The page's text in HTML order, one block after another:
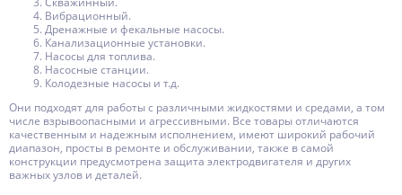
Вибрационный.
Дренажные и фекальные насосы.
Канализационные установки.
Насосы для топлива.
Насосные станции.
Колодезные насосы и т.д.
Они подходят для работы с различными жидкостями и средами, а том
числе взрывоопасными и агрессивными. Все товары отличаются
качественным и надежным исполнением, имеют широкий рабочий
диапазон, просты в ремонте и обслуживании, также в самой
конструкции предусмотрена защита электродвигателя и других
важных узлов и деталей.